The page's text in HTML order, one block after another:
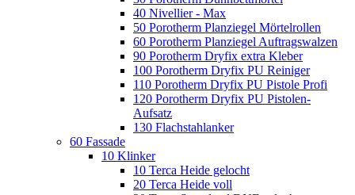
40 Nivellier - Max
50 Porotherm Planziegel Mörtelrollen
60 Porotherm Planziegel Auftragswalzen
90 Porotherm Dryfix extra Kleber
100 Porotherm Dryfix PU Reiniger
110 Porotherm Dryfix PU Pistole Profi
120 Porotherm Dryfix PU Pistolen-
Aufsatz
130 Flachstahlanker
60 Fassade
10 Klinker
10 Terca Heide gelocht
20 Terca Heide voll